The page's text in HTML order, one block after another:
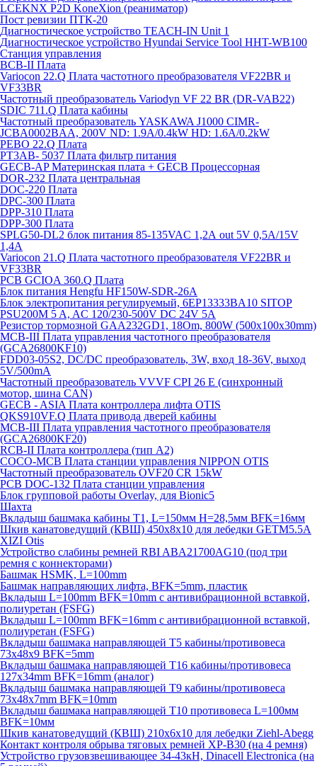
LCEKNX P2D KoneXion (реаниматор)
Пост ревизии ПТК-20
Диагностическое устройство TEACH-IN Unit 1
Диагностическое устройство Hyundai Service Tool HHT-WB100
Станция управления
BCB-II Плата
Variocon 22.Q Плата частотного преобразователя VF22BR и
VF33BR
Частотный преобразователь Variodyn VF 22 BR (DR-VAB22)
SDIC 711.Q Плата кабины
Частотный преобразователь YASKAWA J1000 CIMR-
JCBA0002BAA, 200V ND: 1.9A/0.4kW HD: 1.6A/0.2kW
PEBO 22.Q Плата
РТ3АВ- 5037 Плата фильтр питания
GECB-AP Материнская плата + GECB Процессорная
DOR-232 Плата центральная
DOC-220 Плата
DPC-300 Плата
DPP-310 Плата
DPP-300 Плата
SPLG50-DL2 блок питания 85-135VAC 1,2А out 5V 0,5А/15V
1,4А
Variocon 21.Q Плата частотного преобразователя VF22BR и
VF33BR
PCB GCIOA 360.Q Плата
Блок питания Hengfu HF150W-SDR-26A
Блок электропитания регулируемый, 6EP13333BA10 SITOP
PSU200M 5 A, AC 120/230-500V DC 24V 5A
Резистор тормозной GAA232GD1, 18Om, 800W (500x100x30mm)
MCB-III Плата управления частотного преобразователя
(GCA26800KF10)
FDD03-05S2, DC/DC преобразователь, 3W, вход 18-36V, выход
5V/500mA
Частотный преобразователь VVVF CPI 26 E (синхронный
мотор, шина CAN)
GECB - ASIA Плата контроллера лифта OTIS
QKS910VF.Q Плата привода дверей кабины
MCB-III Плата управления частотного преобразователя
(GCA26800KF20)
RCB-II Плата контроллера (тип A2)
COCO-MCB Плата станции управления NIPPON OTIS
Частотный преобразователь OVF20 CR 15kW
PCB DOC-132 Плата станции управления
Блок групповой работы Overlay, для Bionic5
Шахта
Вкладыш башмака кабины T1, L=150мм H=28,5мм BFK=16мм
Шкив канатоведущий (КВШ) 450х8х10 для лебедки GETM5.5A
XIZI Otis
Устройство слабины ремней RBI ABA21700AG10 (под три
ремня с коннекторами)
Башмак HSMK, L=100mm
Башмак направляющих лифта, BFK=5mm, пластик
Вкладыш L=100mm BFK=10mm с антивибрационной вставкой,
полиуретан (FSFG)
Вкладыш L=100mm BFK=16mm с антивибрационной вставкой,
полиуретан (FSFG)
Вкладыш башмака направляющей T5 кабины/противовеса
73х48х9 BFK=5mm
Вкладыш башмака направляющей T16 кабины/противовеса
127х34mm BFK=16mm (аналог)
Вкладыш башмака направляющей T9 кабины/противовеса
73х48х7mm BFK=10mm
Вкладыш башмака направляющей T10 противовеса L=100мм
BFK=10мм
Шкив канатоведущий (КВШ) 210х6х10 для лебедки Ziehl-Abegg
Контакт контроля обрыва тяговых ремней XP-B30 (на 4 ремня)
Устройство грузовзвешивающее 34-43кН, Dinacell Electronica (на